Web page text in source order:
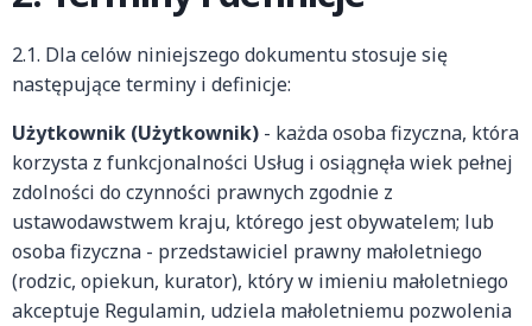
2.1. Dla celów niniejszego dokumentu stosuje się
następujące terminy i definicje:
Użytkownik (Użytkownik) - każda osoba fizyczna, która
korzysta z funkcjonalności Usług i osiągnęła wiek pełnej
zdolności do czynności prawnych zgodnie z
ustawodawstwem kraju, którego jest obywatelem; lub
osoba fizyczna - przedstawiciel prawny małoletniego
(rodzic, opiekun, kurator), który w imieniu małoletniego
akceptuje Regulamin, udziela małoletniemu pozwolenia